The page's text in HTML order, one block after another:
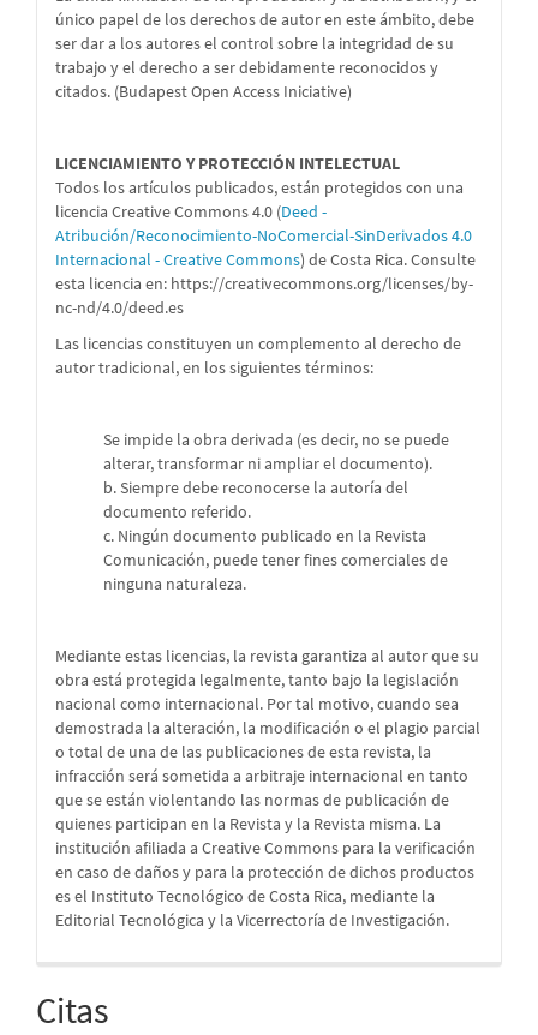
único papel de los derechos de autor en este ámbito, debe
ser dar a los autores el control sobre la integridad de su
trabajo y el derecho a ser debidamente reconocidos y
citados. (Budapest Open Access Iniciative)
LICENCIAMIENTO Y PROTECCIÓN INTELECTUAL
Todos los artículos publicados, están protegidos con una
licencia Creative Commons 4.0 (Deed -
Atribución/Reconocimiento-NoComercial-SinDerivados 4.0
Internacional - Creative Commons) de Costa Rica. Consulte
esta licencia en: https://creativecommons.org/licenses/by-
nc-nd/4.0/deed.es
Las licencias constituyen un complemento al derecho de
autor tradicional, en los siguientes términos:
Se impide la obra derivada (es decir, no se puede
alterar, transformar ni ampliar el documento).
b. Siempre debe reconocerse la autoría del
documento referido.
c. Ningún documento publicado en la Revista
Comunicación, puede tener fines comerciales de
ninguna naturaleza.
Mediante estas licencias, la revista garantiza al autor que su
obra está protegida legalmente, tanto bajo la legislación
nacional como internacional. Por tal motivo, cuando sea
demostrada la alteración, la modificación o el plagio parcial
o total de una de las publicaciones de esta revista, la
infracción será sometida a arbitraje internacional en tanto
que se están violentando las normas de publicación de
quienes participan en la Revista y la Revista misma. La
institución afiliada a Creative Commons para la verificación
en caso de daños y para la protección de dichos productos
es el Instituto Tecnológico de Costa Rica, mediante la
Editorial Tecnológica y la Vicerrectoría de Investigación.
Citas